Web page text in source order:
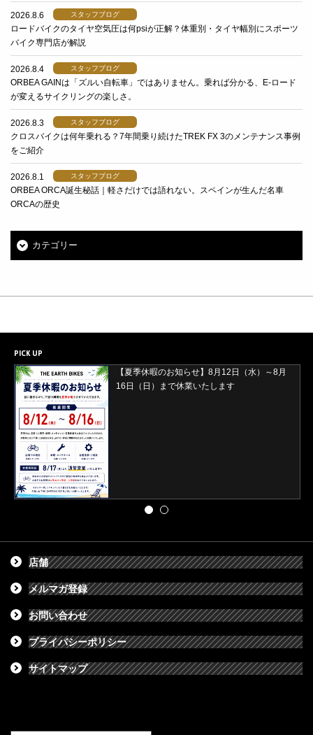
2026.8.6 スタッフブログ
ロードバイクのタイヤ空気圧は何psiが正解？体重別・タイヤ幅別にスポーツ
バイク専門店が解説
2026.8.4 スタッフブログ
ORBEA GAINは「ズルい自転車」ではありません。乗れば分かる、E-ロード
が変えるサイクリングの楽しさ。
2026.8.3 スタッフブログ
クロスバイクは何年乗れる？7年間乗り続けたTREK FX 3のメンテナンス事例
をご紹介
2026.8.1 スタッフブログ
ORBEA ORCA誕生秘話｜軽さだけでは語れない。スペインが生んだ名車
ORCAの歴史
カテゴリー
PICK UP
【2026年8月29日(土)・30日(日)開催】ORBEA
試乗会＆バレイワークス買取イベント開催
店舗
メルマガ登録
お問い合わせ
プライバシーポリシー
サイトマップ